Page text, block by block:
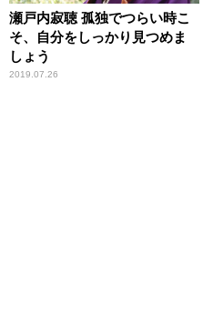
瀬戸内寂聴 孤独でつらい時こ
そ、自分をしっかり見つめま
しょう
2019.07.26